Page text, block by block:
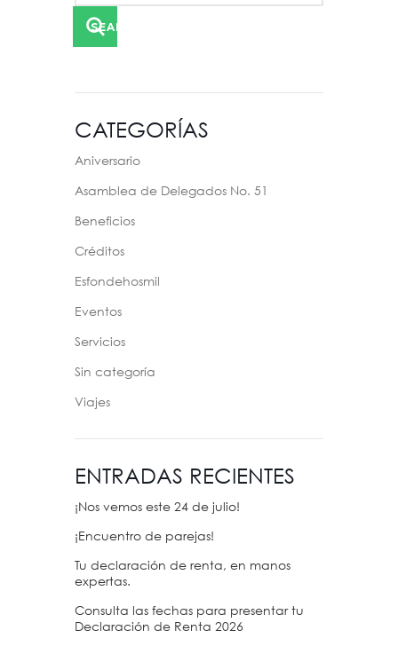
SEARCH
CATEGORÍAS
Aniversario
Asamblea de Delegados No. 51
Beneficios
Créditos
Esfondehosmil
Eventos
Servicios
Sin categoría
Viajes
ENTRADAS RECIENTES
¡Nos vemos este 24 de julio!
¡Encuentro de parejas!
Tu declaración de renta, en manos
expertas.
Consulta las fechas para presentar tu
Declaración de Renta 2026